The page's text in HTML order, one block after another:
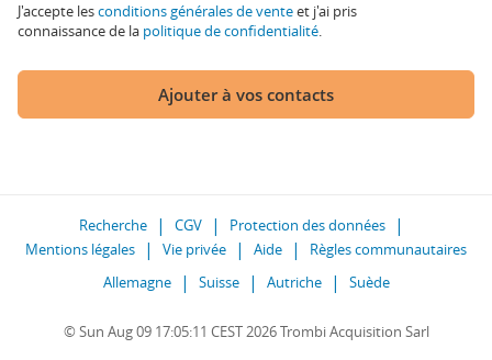
J'accepte lesconditions générales de venteet j'ai pris
connaissance de la politique de confidentialité.
Ajouter à vos contacts
Recherche CGV
Protection des données
Mentions légales
Vie privée Aide
Règles communautaires
Allemagne
Suisse Autriche Suède
© Sun Aug 09 17:05:11 CEST 2026 Trombi Acquisition Sarl